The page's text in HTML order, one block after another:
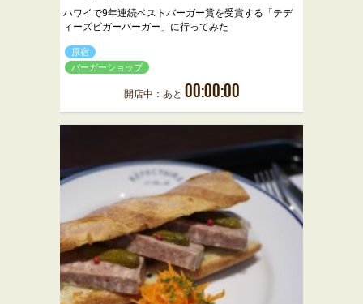
ハワイで9年連続ベストバーガー賞を受賞する「テデ
ィーズビガーバーガー」に行ってみた
原宿
バーガーショップ
開店中：あと 00:00:00